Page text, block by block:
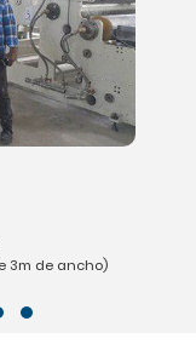
3m de ancho)